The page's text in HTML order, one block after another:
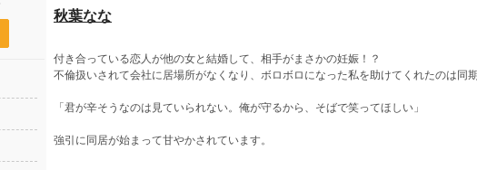
秋葉なな
付き合っている恋人が他の女と結婚して、相手がまさかの妊娠！？
不倫扱いされて会社に居場所がなくなり、ボロボロになった私を助けてくれたのは同
「君が辛そうなのは見ていられない。俺が守るから、そばで笑ってほしい」
強引に同居が始まって甘やかされています。